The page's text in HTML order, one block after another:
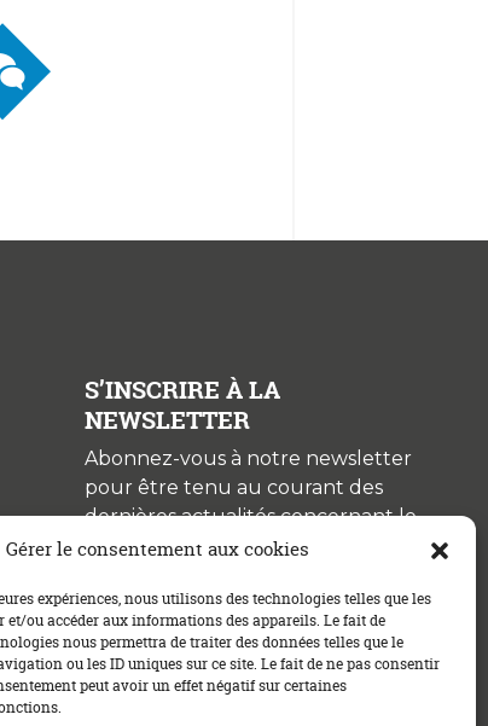
Gérer le consentement aux cookies
expériences, nous utilisons des technologies telles que les
et/ou accéder aux informations des appareils. Le fait de
nous permettra de traiter des données telles que le
ou les ID uniques sur ce site. Le fait de ne pas consentir
peut avoir un effet négatif sur certaines
S’INSCRIRE À LA
NEWSLETTER
Abonnez-vous à notre newsletter
pour être tenu au courant des
dernières actualités concernant le
crédit immobilier !